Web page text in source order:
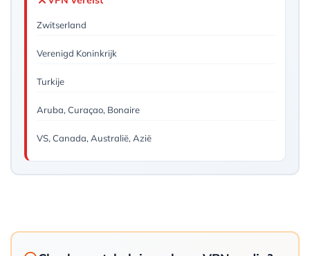
Zwitserland
Verenigd Koninkrijk
Turkije
Aruba, Curaçao, Bonaire
VS, Canada, Australië, Azië